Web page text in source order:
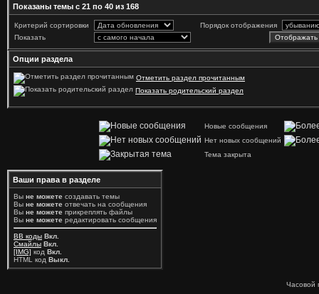
Показаны темы с 21 по 40 из 168
Критерий сортировки
Порядок отображения
Показать
Опции раздела
Отметить раздел прочитанным
Показать родительский раздел
Новые сообщения
Нет новых сообщений
Тема закрыта
Ваши права в разделе
Вы не можете создавать темы
Вы не можете отвечать на сообщения
Вы не можете прикреплять файлы
Вы не можете редактировать сообщения
BB коды Вкл.
Смайлы Вкл.
[IMG] код Вкл.
HTML код Выкл.
Часовой